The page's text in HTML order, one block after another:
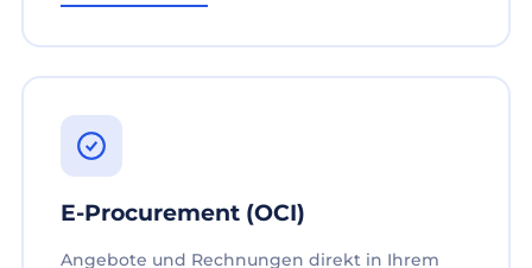
E-Procurement (OCI)
Angebote und Rechnungen direkt in Ihrem